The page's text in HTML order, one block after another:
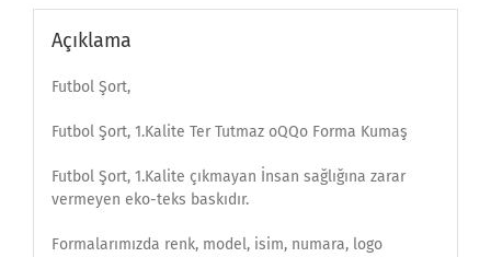
Açıklama
Futbol Şort,
Futbol Şort, 1.Kalite Ter Tutmaz oQQo Forma Kumaş
Futbol Şort, 1.Kalite çıkmayan İnsan sağlığına zarar
vermeyen eko-teks baskıdır.
Formalarımızda renk, model, isim, numara, logo